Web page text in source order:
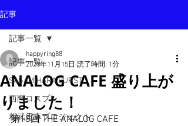
記事
記事一覧
SAGAMIHARA BURST
西門コスプレ
相武電車プロジェクト
記事一覧
ANALOG CAFE 盛り上が
りました！
happyring88
2025年11月15日 読了時間: 1分
第18回 THE ANALOG CAFE